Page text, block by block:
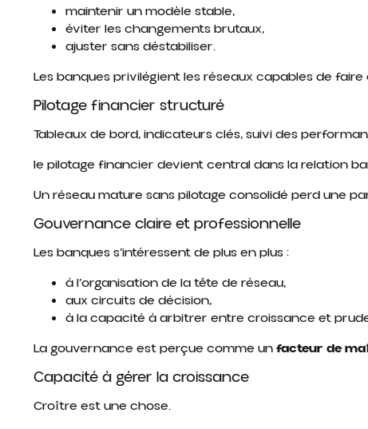
maintenir un modèle stable,
éviter les changements brutaux,
ajuster sans déstabiliser.
Les banques privilégient les réseaux capables de
Pilotage financier structuré
Tableaux de bord, indicateurs clés, suivi des
le pilotage financier devient central dans la relation
Un réseau mature sans pilotage consolidé perd une
Gouvernance claire et professionnelle
Les banques s’intéressent de plus en plus :
à l’organisation de la tête de réseau,
aux circuits de décision,
à la capacité à arbitrer entre croissance et
La gouvernance est perçue comme unfacteur de
Capacité à gérer la croissance
Croître est une chose.